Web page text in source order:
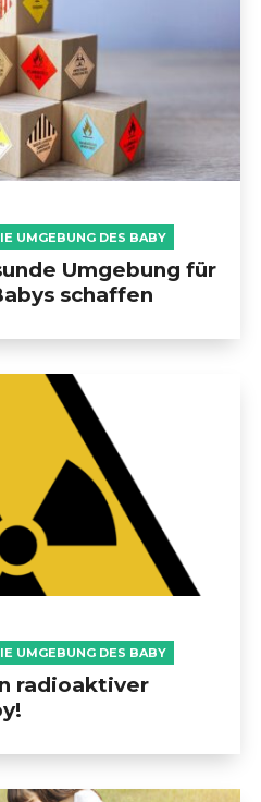
UMGEBUNG DES BABY
Umgebung für
schaffen
UMGEBUNG DES BABY
radioaktiver